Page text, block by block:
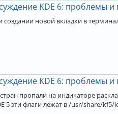
KDE 6: проблемы
создании новой вкладки в
KDE 6: проблемы
пропали на индикаторе
5 эти флаги лежат в /usr/share/kf5/